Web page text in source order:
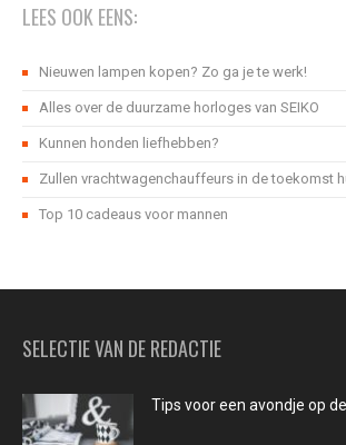
LEES OOK EENS:
Nieuwen lampen kopen? Zo ga je te werk!
Alles over de duurzame horloges van SEIKO
Kunnen honden liefhebben?
Zullen vrachtwagenchauffeurs in de toekomst
Top 10 cadeaus voor mannen
SELECTIE VAN DE REDACTIE
Tips voor een avondje op